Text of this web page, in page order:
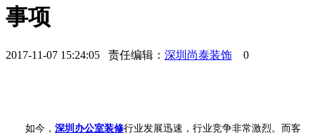
事项
2017-11-07 15:24:05 责任编辑： 深圳尚泰装饰 0
如今， 深圳办公室装修行业发展迅速，行业竞争非常激烈。而客